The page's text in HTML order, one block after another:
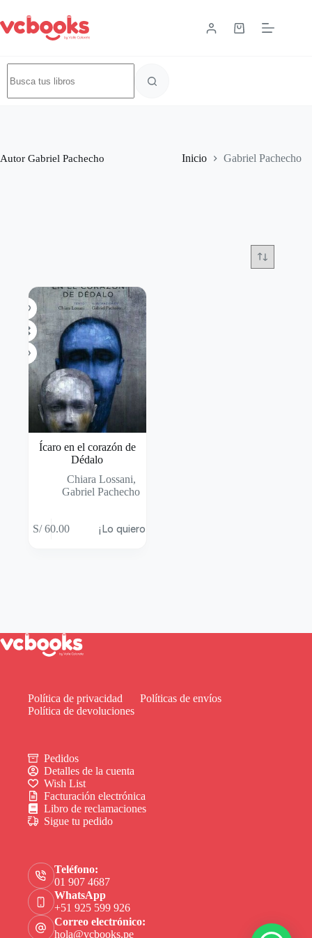
Autor Gabriel Pachecho Inicio Gabriel Pachecho
Ícaro en el corazón de
Dédalo
Chiara Lossani,
Gabriel Pachecho
S/60.00 ¡Lo quiero!
Política de privacidad
Políticas de envíos
Política de devoluciones
Pedidos
Detalles de la cuenta
Wish List
Facturación electrónica
Libro de reclamaciones
Sigue tu pedido
Teléfono:
01 907 4687
WhatsApp
+51 925 599 926
Correo electrónico:
hola@vcbooks.pe